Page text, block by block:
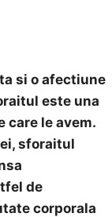
si o afectiune
este una
care le avem.
sforaitul
de
corporala